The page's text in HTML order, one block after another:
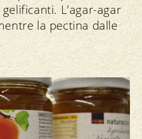
L’agar-agar
la pectina dalle